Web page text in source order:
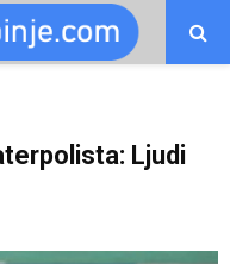
Ljudi